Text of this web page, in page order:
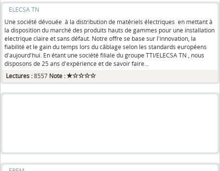
ELECSA TN
Une société dévouée à la distribution de matériels électriques en mettant à
la disposition du marché des produits hauts de gammes pour une installation
electrique claire et sans défaut. Notre offre se base sur l'innovation, la
fiabilité et le gain du temps lors du câblage selon les standards européens
d'aujourd'hui. En étant une société filiale du groupe TTI/ELECSA TN , nous
disposons de 25 ans d'expérience et de savoir faire...
Lectures :8557 Note :